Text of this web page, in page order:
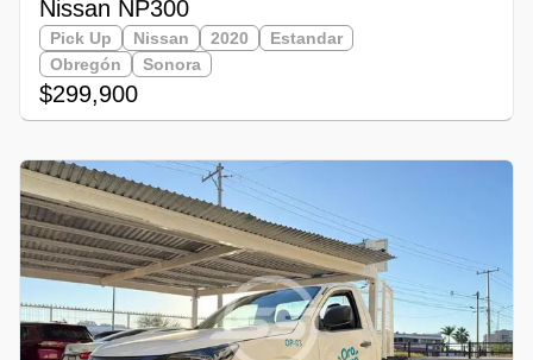
Nissan NP300
Pick Up Nissan 2020
Estandar
Obregón
Sonora
$299,900